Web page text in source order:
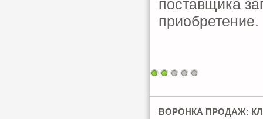
поставщика
приобретение.
ВОРОНКА ПРОДАЖ: